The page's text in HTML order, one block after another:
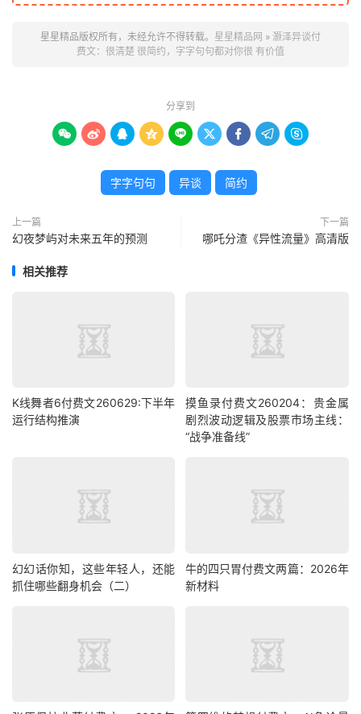
星星精品版权所有，未经允许不得转载。 星星精品网 » 灏泽异谈付
费文：很清楚 很简约，字字句句都对你很 有价值
分享到
        
字字句句 异谈 简约
上一篇
幻夜梦屿对未来五年的预测
下一篇
哪吒分渣《异性流量》高清版
相关推荐
K线舞者6付费文260629:下半年
运行结构推演
摸鱼录付费文260204：贵金属
剧烈波动逻辑及股票市场主线：
“战争准备线”
幻幻话你知，这些年轻人，还能
抓住哪些翻身机会（二）
牛的四只胃付费文两篇：2026年
新材料